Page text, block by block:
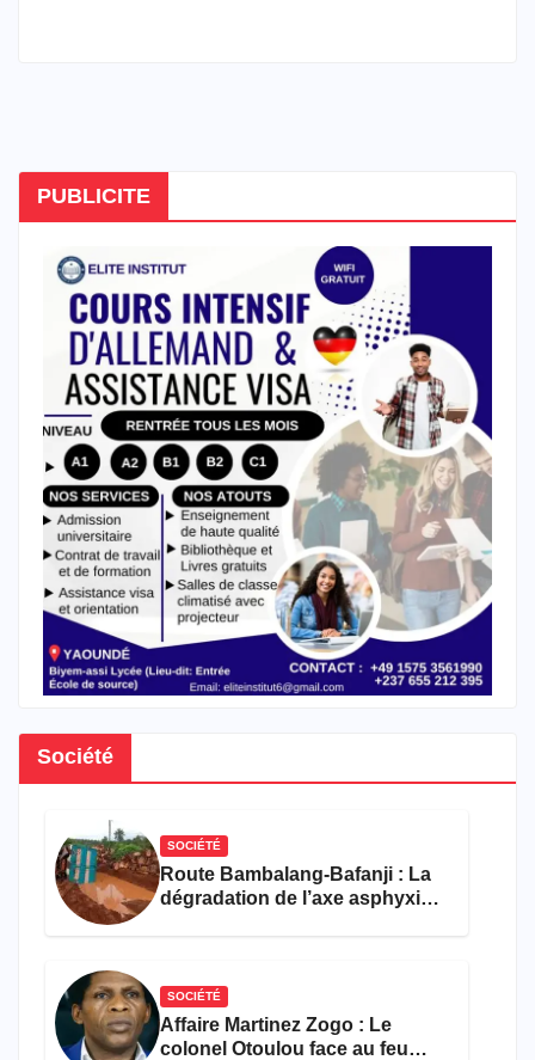
PUBLICITE
Société
SOCIÉTÉ
Route Bambalang-Bafanji : La
dégradation de l’axe asphyxie
SOCIÉTÉ
Affaire Martinez Zogo : Le
colonel Otoulou face au feu